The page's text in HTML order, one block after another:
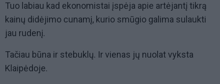
Tuo labiau kad ekonomistai įspėja apie artėjantį tikrą
kainų didėjimo cunamį, kurio smūgio galima sulaukti
jau rudenį.
Tačiau būna ir stebuklų. Ir vienas jų nuolat vyksta
Klaipėdoje.